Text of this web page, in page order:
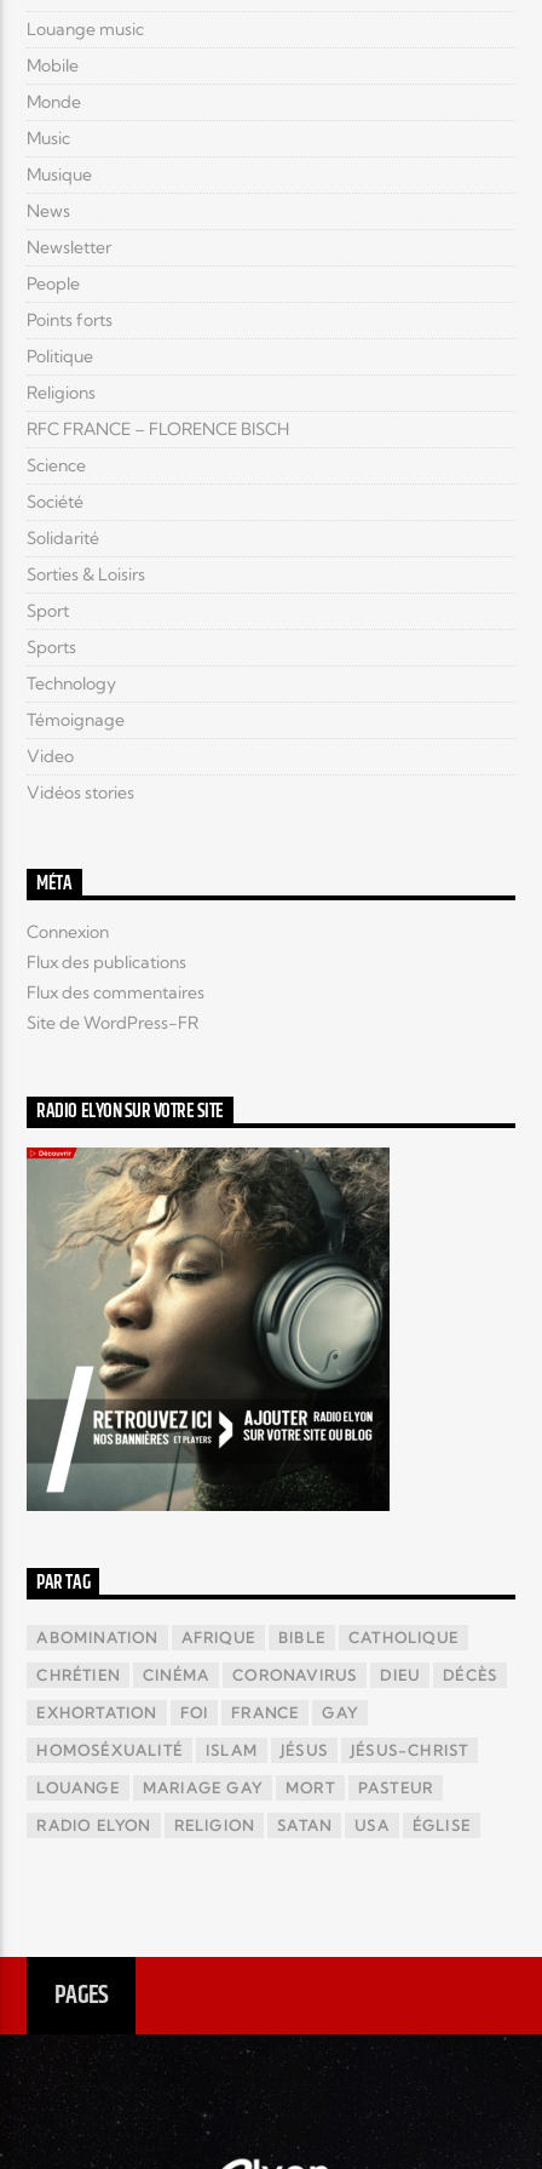
Louange music
Mobile
Monde
Music
Musique
News
Newsletter
People
Points forts
Politique
Religions
RFC FRANCE – FLORENCE BISCH
Science
Société
Solidarité
Sorties & Loisirs
Sport
Sports
Technology
Témoignage
Video
Vidéos stories
MÉTA
Connexion
Flux des publications
Flux des commentaires
Site de WordPress-FR
RADIO ELYON SUR VOTRE SITE
PAR TAG
ABOMINATION AFRIQUE BIBLE CATHOLIQUE
CHRÉTIEN CINÉMA CORONAVIRUS DIEU DÉCÈS
EXHORTATION FOI FRANCE GAY
HOMOSÉXUALITÉ ISLAM JÉSUS JÉSUS-CHRIST
LOUANGE MARIAGE GAY MORT PASTEUR
RADIO ELYON RELIGION SATAN USA ÉGLISE
PAGES